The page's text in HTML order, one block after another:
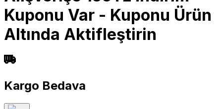
Kuponu Var - Kuponu Ürün
Altında Aktifleştirin
Kargo Bedava